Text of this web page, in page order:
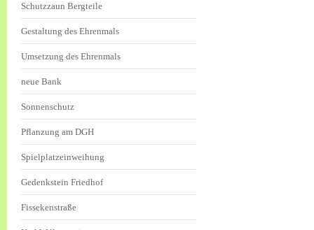
Schutzzaun Bergteile
Gestaltung des Ehrenmals
Umsetzung des Ehrenmals
neue Bank
Sonnenschutz
Pflanzung am DGH
Spielplatzeinweihung
Gedenkstein Friedhof
Fissekenstraße